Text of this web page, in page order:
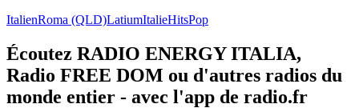
ItalienRoma (QLD)LatiumItalieHitsPop
Écoutez RADIO ENERGY ITALIA,
Radio FREE DOM ou d'autres radios du
monde entier - avec l'app de radio.fr